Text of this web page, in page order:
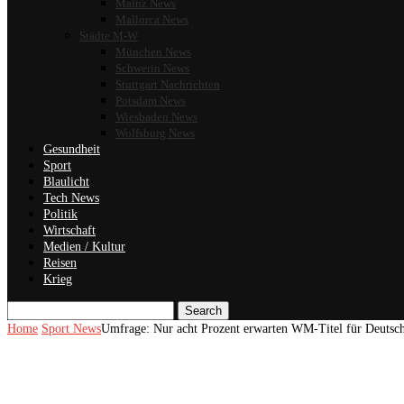
Mainz News
Mallorca News
Städte M-W
München News
Schwerin News
Stuttgart Nachrichten
Potsdam News
Wiesbaden News
Wolfsburg News
Gesundheit
Sport
Blaulicht
Tech News
Politik
Wirtschaft
Medien / Kultur
Reisen
Krieg
Search
Home Sport NewsUmfrage: Nur acht Prozent erwarten WM-Titel für